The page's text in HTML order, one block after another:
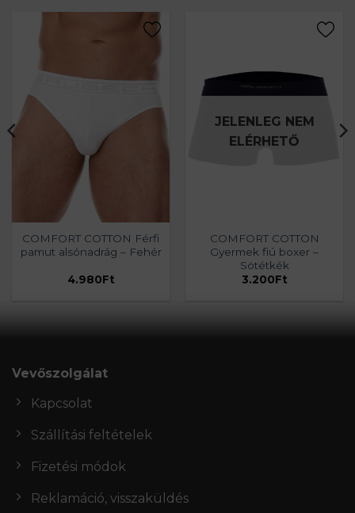
COMFORT COTTON Férfi
pamut alsónadrág – Fehér
4.980Ft
JELENLEG NEM
ELÉRHETŐ
COMFORT COTTON
Gyermek fiú boxer –
Sötétkék
3.200Ft
Vevőszolgálat
Kapcsolat
Szállítási feltételek
Fizetési módok
Reklamáció, visszaküldés